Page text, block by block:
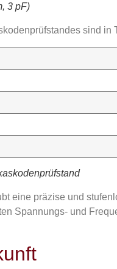
3 pF)
sind in
eine präzise und
Spannungs- und